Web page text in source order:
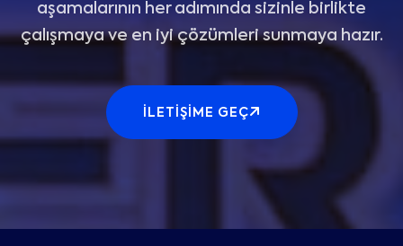
aşamalarının her adımında sizinle birlikte
çalışmaya ve en iyi çözümleri sunmaya hazır.
İLETIŞIME GEÇ